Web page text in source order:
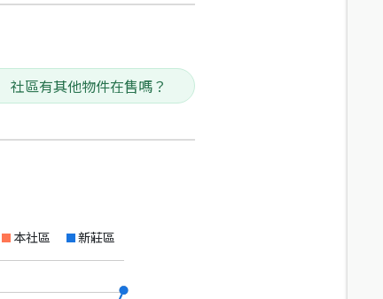
社區有其他物件在售嗎？
本社區 新莊區